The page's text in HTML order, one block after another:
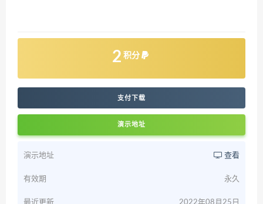
2 积分
支付下载
演示地址
演示地址 查看
有效期 永久